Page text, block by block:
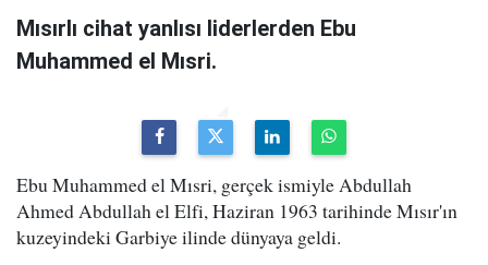
Mısırlı cihat yanlısı liderlerden Ebu
Muhammed el Mısri.
Ebu Muhammed el Mısri, gerçek ismiyle Abdullah
Ahmed Abdullah el Elfi, Haziran 1963 tarihinde Mısır'ın
kuzeyindeki Garbiye ilinde dünyaya geldi.